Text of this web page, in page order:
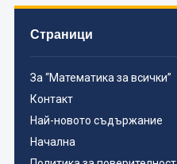
Страници
За “Математика за всички”
Контакт
Най-новото съдържание
Начална